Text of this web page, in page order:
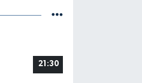
21:30